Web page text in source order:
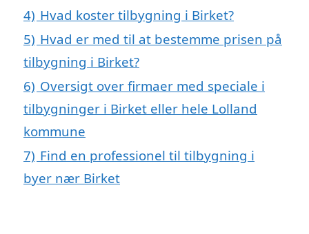
4) Hvad koster tilbygning i Birket?
5) Hvad er med til at bestemme prisen på
tilbygning i Birket?
6) Oversigt over firmaer med speciale i
tilbygninger i Birket eller hele Lolland
kommune
7) Find en professionel til tilbygning i
byer nær Birket